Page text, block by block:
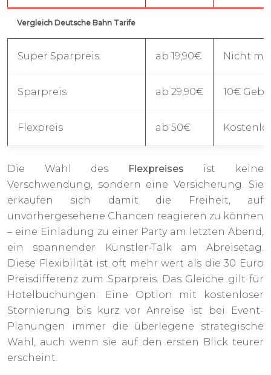
Vergleich Deutsche Bahn Tarife
Super Sparpreis ab 19,90€ Nicht
Sparpreis ab 29,90€ 10€
Flexpreis ab 50€
Die Wahl des Flexpreises ist keine
Verschwendung, sondern eine Versicherung. Sie
erkaufen sich damit die Freiheit, auf
unvorhergesehene Chancen reagieren zu können
– eine Einladung zu einer Party am letzten Abend,
ein spannender Künstler-Talk am Abreisetag.
Diese Flexibilität ist oft mehr wert als die 30 Euro
Preisdifferenz zum Sparpreis. Das Gleiche gilt für
Hotelbuchungen: Eine Option mit kostenloser
Stornierung bis kurz vor Anreise ist bei Event-
Planungen immer die überlegene strategische
Wahl, auch wenn sie auf den ersten Blick teurer
erscheint.